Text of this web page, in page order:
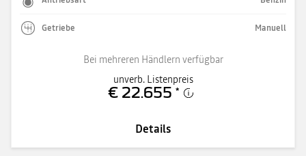
Getriebe Manuell
Bei mehreren Händlern verfügbar
unverb. Listenpreis
€ 22.655 *
Details